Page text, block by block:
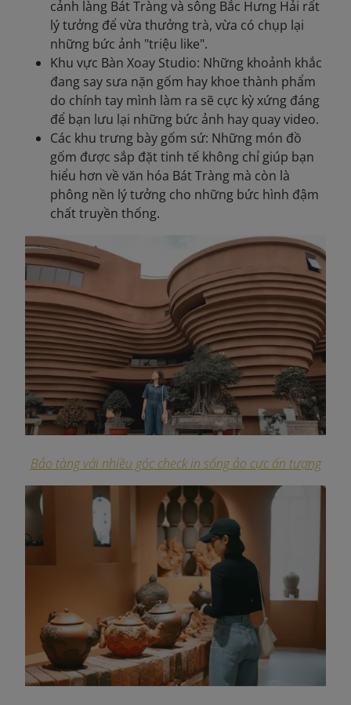
cảnh làng Bát Tràng và sông Bắc Hưng Hải rất
lý tưởng để vừa thưởng trà, vừa có chụp lại
những bức ảnh "triệu like".
Khu vực Bàn Xoay Studio: Những khoảnh khắc
đang say sưa nặn gốm hay khoe thành phẩm
do chính tay mình làm ra sẽ cực kỳ xứng đáng
để bạn lưu lại những bức ảnh hay quay video.
Các khu trưng bày gốm sứ: Những món đồ
gốm được sắp đặt tinh tế không chỉ giúp bạn
hiểu hơn về văn hóa Bát Tràng mà còn là
phông nền lý tưởng cho những bức hình đậm
chất truyền thống.
Bảo tàng với nhiều góc check in sống ảo cực ấn tượng